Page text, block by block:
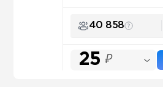
40 858
25 ₽